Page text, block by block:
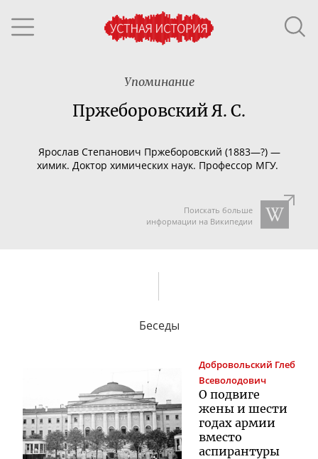
Упоминание
Пржеборовский Я. С.
Ярослав Степанович Пржеборовский (1883—?) —
химик. Доктор химических наук. Профессор МГУ.
Поискать больше
информации на Википедии
Беседы
Добровольский Глеб
Всеволодович
О подвиге
жены и шести
годах армии
вместо
аспирантуры